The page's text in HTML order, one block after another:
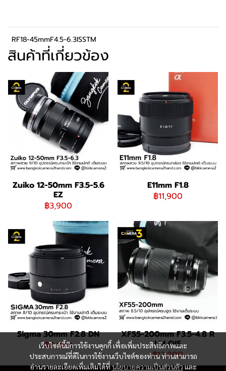
RF18-45mmF4.5-6.3ISSTM
สินค้าที่เกี่ยวข้อง
Zuiko 12-50mm F3.5-5.6
EZ
฿3,900
E11mm F1.8
฿11,900
Sigma 30mm F2.8 DN
฿8,900
XF55-200mm F3.5-4.8 R
LM OIS
฿12,900
เว็บไซต์นี้มีการใช้งานคุกกี้ เพื่อเพิ่มประสิทธิภาพและ
ประสบการณ์ที่ดีในการใช้งานเว็บไซต์ของท่าน ท่านสามารถ
อ่านรายละเอียดเพิ่มเติมได้ที่นโยบายความเป็นส่วนตัวและ